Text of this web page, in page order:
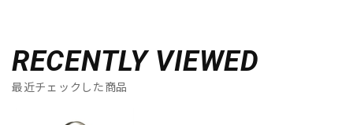
RECENTLY VIEWED
最近チェックした商品